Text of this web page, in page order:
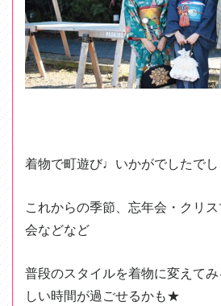
着物で町遊び♩いかがでしたでし
これからの季節、忘年会・クリ
会などなど
普段のスタイルを着物に変えて
しい時間が過ごせるかも★